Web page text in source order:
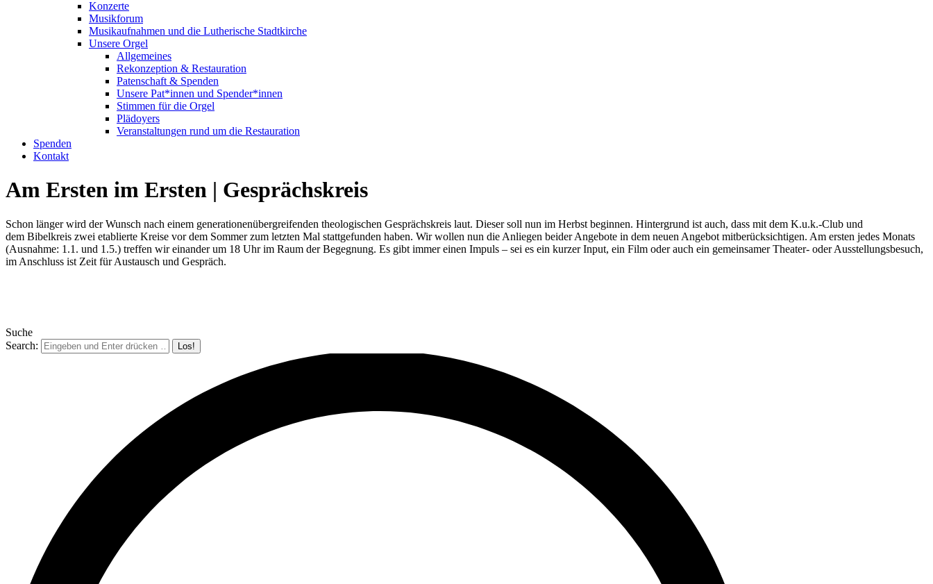
Konzerte
Musikforum
Musikaufnahmen und die Lutherische Stadtkirche
Unsere Orgel
Allgemeines
Rekonzeption & Restauration
Patenschaft & Spenden
Unsere Pat*innen und Spender*innen
Stimmen für die Orgel
Plädoyers
Veranstaltungen rund um die Restauration
Spenden
Kontakt
Am Ersten im Ersten | Gesprächskreis
Schon länger wird der Wunsch nach einem generationenübergreifenden theologischen Gesprächskreis laut. Dieser soll nun im Herbst beginnen. Hintergrund ist auch, dass mit dem K.u.k.-Club und
dem Bibelkreis zwei etablierte Kreise vor dem Sommer zum letzten Mal stattgefunden haben. Wir wollen nun die Anliegen beider Angebote in dem neuen Angebot mitberücksichtigen. Am ersten jedes Monats
(Ausnahme: 1.1. und 1.5.) treffen wir einander um 18 Uhr im Raum der Begegnung. Es gibt immer einen Impuls – sei es ein kurzer Input, ein Film oder auch ein gemeinsamer Theater- oder Ausstellungsbesuch,
im Anschluss ist Zeit für Austausch und Gespräch.
Suche
Search: